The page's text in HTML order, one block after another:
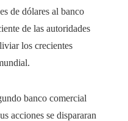
de dólares al banco
de las autoridades
los crecientes
banco comercial
acciones se dispararan